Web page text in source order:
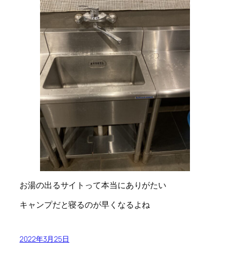
お湯の出るサイトって本当にありがたい
キャンプだと寝るのが早くなるよね
2022年3月25日